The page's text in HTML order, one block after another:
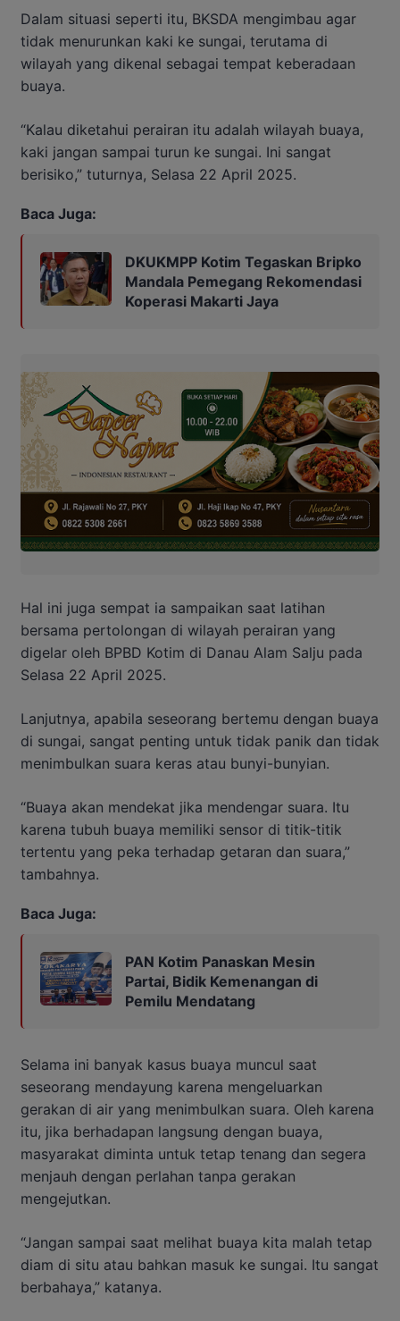
Dalam situasi seperti itu, BKSDA mengimbau agar
tidak menurunkan kaki ke sungai, terutama di
wilayah yang dikenal sebagai tempat keberadaan
buaya.
“Kalau diketahui perairan itu adalah wilayah buaya,
kaki jangan sampai turun ke sungai. Ini sangat
berisiko,” tuturnya, Selasa 22 April 2025.
Baca Juga:
DKUKMPP Kotim Tegaskan Bripko
Mandala Pemegang Rekomendasi
Koperasi Makarti Jaya
Hal ini juga sempat ia sampaikan saat latihan
bersama pertolongan di wilayah perairan yang
digelar oleh BPBD Kotim di Danau Alam Salju pada
Selasa 22 April 2025.
Lanjutnya, apabila seseorang bertemu dengan buaya
di sungai, sangat penting untuk tidak panik dan tidak
menimbulkan suara keras atau bunyi-bunyian.
“Buaya akan mendekat jika mendengar suara. Itu
karena tubuh buaya memiliki sensor di titik-titik
tertentu yang peka terhadap getaran dan suara,”
tambahnya.
Baca Juga:
PAN Kotim Panaskan Mesin
Partai, Bidik Kemenangan di
Pemilu Mendatang
Selama ini banyak kasus buaya muncul saat
seseorang mendayung karena mengeluarkan
gerakan di air yang menimbulkan suara. Oleh karena
itu, jika berhadapan langsung dengan buaya,
masyarakat diminta untuk tetap tenang dan segera
menjauh dengan perlahan tanpa gerakan
mengejutkan.
“Jangan sampai saat melihat buaya kita malah tetap
diam di situ atau bahkan masuk ke sungai. Itu sangat
berbahaya,” katanya.